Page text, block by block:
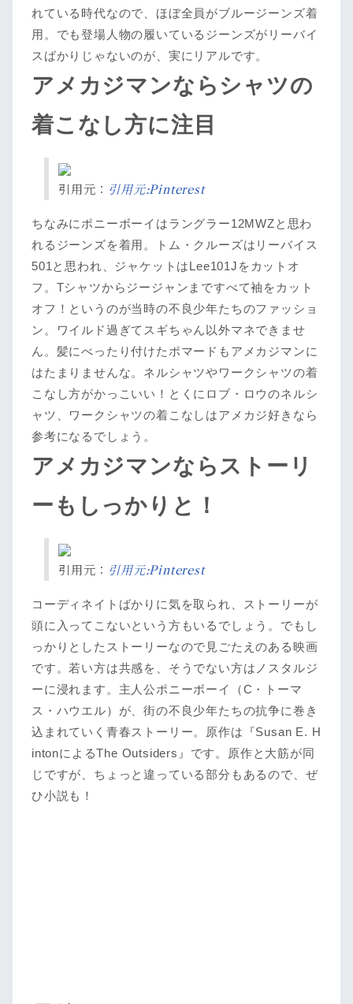
れている時代なので、ほぼ全員がブルージーンズ着
用。でも登場人物の履いているジーンズがリーバイ
スばかりじゃないのが、実にリアルです。
アメカジマンならシャツの
着こなし方に注目
引用元： 引用元:Pinterest
ちなみにポニーボーイはラングラー12MWZと思わ
れるジーンズを着用。トム・クルーズはリーバイス
501と思われ、ジャケットはLee101Jをカットオ
フ。Tシャツからジージャンまですべて袖をカット
オフ！というのが当時の不良少年たちのファッショ
ン。ワイルド過ぎてスギちゃん以外マネできませ
ん。髪にべったり付けたポマードもアメカジマンに
はたまりませんな。ネルシャツやワークシャツの着
こなし方がかっこいい！とくにロブ・ロウのネルシ
ャツ、ワークシャツの着こなしはアメカジ好きなら
参考になるでしょう。
アメカジマンならストーリ
ーもしっかりと！
引用元： 引用元:Pinterest
コーディネイトばかりに気を取られ、ストーリーが
頭に入ってこないという方もいるでしょう。でもし
っかりとしたストーリーなので見ごたえのある映画
です。若い方は共感を、そうでない方はノスタルジ
ーに浸れます。主人公ポニーボーイ（C・トーマ
ス・ハウエル）が、街の不良少年たちの抗争に巻き
込まれていく青春ストーリー。原作は『Susan E. H
intonによるThe Outsiders』です。原作と大筋が同
じですが、ちょっと違っている部分もあるので、ぜ
ひ小説も！